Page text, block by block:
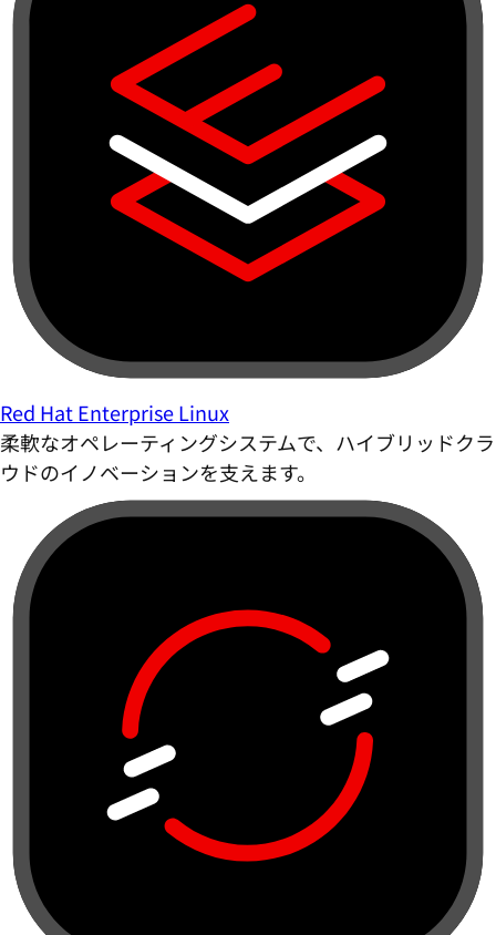
Red Hat Enterprise Linux
柔軟なオペレーティングシステムで、ハイブリッドクラ
ウドのイノベーションを支えます。